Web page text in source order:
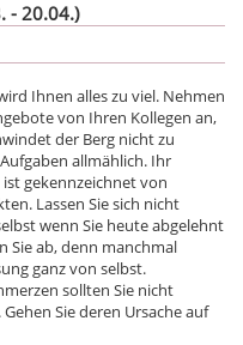
- 20.04.)
Ihnen alles zu viel. Nehmen
von Ihren Kollegen an,
der Berg nicht zu
allmählich. Ihr
gekennzeichnet von
Lassen Sie sich nicht
wenn Sie heute abgelehnt
Sie ab, denn manchmal
ganz von selbst.
sollten Sie nicht
Sie deren Ursache auf